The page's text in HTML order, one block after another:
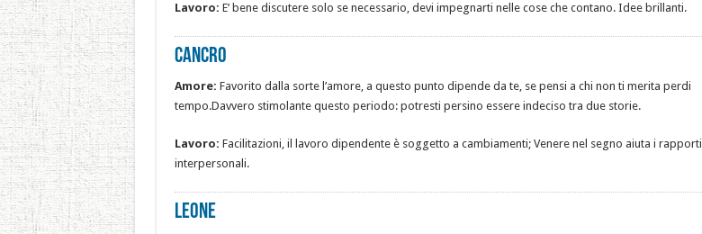
Lavoro: E’ bene discutere solo se necessario, devi impegnarti nelle cose che contano. Idee brillanti.
Cancro
Amore: Favorito dalla sorte l’amore, a questo punto dipende da te, se pensi a chi non ti merita perdi
tempo.Davvero stimolante questo periodo: potresti persino essere indeciso tra due storie.
Lavoro: Facilitazioni, il lavoro dipendente è soggetto a cambiamenti; Venere nel segno aiuta i rapporti
interpersonali.
Leone